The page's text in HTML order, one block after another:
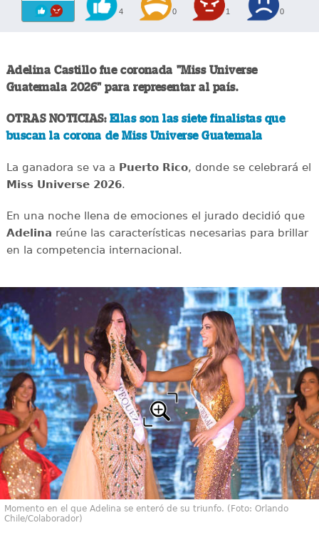
4 0 1 0
Adelina Castillo fue coronada "Miss Universe
Guatemala 2026" para representar al país.
OTRAS NOTICIAS: Ellas son las siete finalistas que
buscan la corona de Miss Universe Guatemala
La ganadora se va a Puerto Rico, donde se celebrará el
Miss Universe 2026.
En una noche llena de emociones el jurado decidió que
Adelina reúne las características necesarias para brillar
en la competencia internacional.
Momento en el que Adelina se enteró de su triunfo. (Foto: Orlando
Chile/Colaborador)